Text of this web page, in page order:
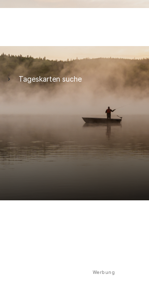
Tageskarten suche
Werbung